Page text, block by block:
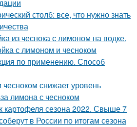
столб: все, что нужно знать
из чеснока с лимоном на водке.
с лимоном и чесноком
по применению. Способ
снижает уровень
лимона с чесноком
картофеля сезона 2022. Свыше 7
в России по итогам сезона